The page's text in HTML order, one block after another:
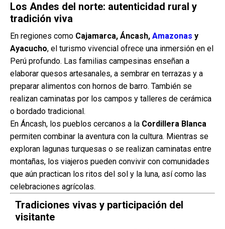
Los Andes del norte: autenticidad rural y
tradición viva
En regiones como Cajamarca, Áncash, Amazonas y
Ayacucho, el turismo vivencial ofrece una inmersión en el
Perú profundo. Las familias campesinas enseñan a
elaborar quesos artesanales, a sembrar en terrazas y a
preparar alimentos con hornos de barro. También se
realizan caminatas por los campos y talleres de cerámica
o bordado tradicional.
En Áncash, los pueblos cercanos a la Cordillera Blanca
permiten combinar la aventura con la cultura. Mientras se
exploran lagunas turquesas o se realizan caminatas entre
montañas, los viajeros pueden convivir con comunidades
que aún practican los ritos del sol y la luna, así como las
celebraciones agrícolas.
Tradiciones vivas y participación del
visitante